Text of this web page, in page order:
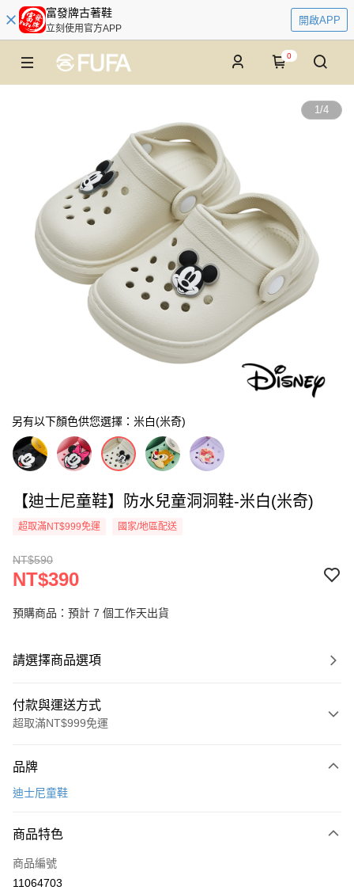
富發牌古著鞋
立刻使用官方APP
開啟APP
0
1/4
另有以下顏色供您選擇：米白(米奇)
【迪士尼童鞋】防水兒童洞洞鞋-米白(米奇)
超取滿NT$999免運 國家/地區配送
NT$590
NT$390
預購商品：預計 7 個工作天出貨
請選擇商品選項
付款與運送方式
超取滿NT$999免運
信用卡一次付款
LINE Pay
Apple Pay
品牌
迪士尼童鞋
商品特色
商品編號
11064703